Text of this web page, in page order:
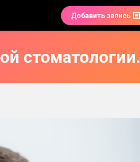
Добавить запись
стоматологии.